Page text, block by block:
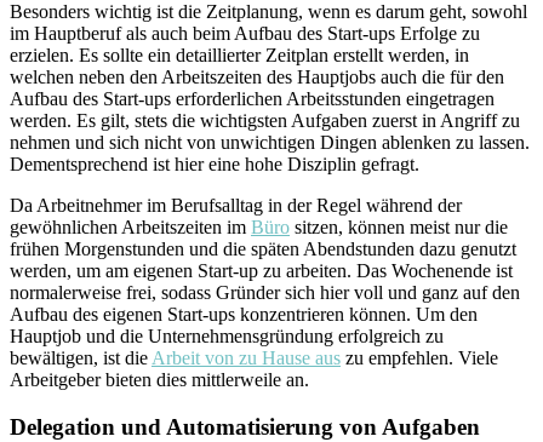
Besonders wichtig ist die Zeitplanung, wenn es darum geht, sowohl
im Hauptberuf als auch beim Aufbau des Start-ups Erfolge zu
erzielen. Es sollte ein detaillierter Zeitplan erstellt werden, in
welchen neben den Arbeitszeiten des Hauptjobs auch die für den
Aufbau des Start-ups erforderlichen Arbeitsstunden eingetragen
werden. Es gilt, stets die wichtigsten Aufgaben zuerst in Angriff zu
nehmen und sich nicht von unwichtigen Dingen ablenken zu lassen.
Dementsprechend ist hier eine hohe Disziplin gefragt.
Da Arbeitnehmer im Berufsalltag in der Regel während der
gewöhnlichen Arbeitszeiten im Büro sitzen, können meist nur die
frühen Morgenstunden und die späten Abendstunden dazu genutzt
werden, um am eigenen Start-up zu arbeiten. Das Wochenende ist
normalerweise frei, sodass Gründer sich hier voll und ganz auf den
Aufbau des eigenen Start-ups konzentrieren können. Um den
Hauptjob und die Unternehmensgründung erfolgreich zu
bewältigen, ist die Arbeit von zu Hause aus zu empfehlen. Viele
Arbeitgeber bieten dies mittlerweile an.
Delegation und Automatisierung von Aufgaben